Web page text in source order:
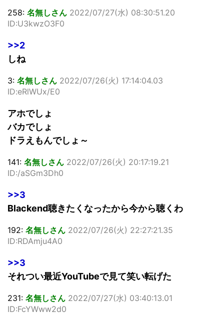
258: 名無しさん 2022/07/27(水) 08:30:51.20
ID:U3kwzO3F0
>>2
しね
3: 名無しさん 2022/07/26(火) 17:14:04.03
ID:eRlWUx/E0
アホでしょ
バカでしょ
ドラえもんでしょ～
141: 名無しさん 2022/07/26(火) 20:17:19.21
ID:/aSGm3Dh0
>>3
Blackend聴きたくなったから今から聴くわ
192: 名無しさん 2022/07/26(火) 22:27:21.35
ID:RDAmju4A0
>>3
それつい最近YouTubeで見て笑い転げた
231: 名無しさん 2022/07/27(水) 03:40:13.01
ID:FcYWww2d0